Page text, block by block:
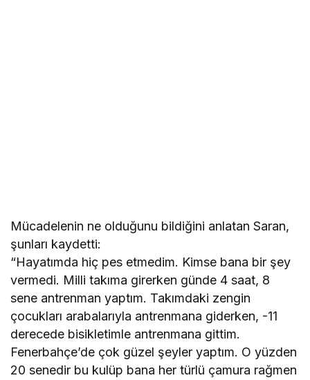
Mücadelenin ne olduğunu bildiğini anlatan Saran,
şunları kaydetti:
“Hayatımda hiç pes etmedim. Kimse bana bir şey
vermedi. Milli takıma girerken günde 4 saat, 8
sene antrenman yaptım. Takımdaki zengin
çocukları arabalarıyla antrenmana giderken, -11
derecede bisikletimle antrenmana gittim.
Fenerbahçe’de çok güzel şeyler yaptım. O yüzden
20 senedir bu kulüp bana her türlü çamura rağmen